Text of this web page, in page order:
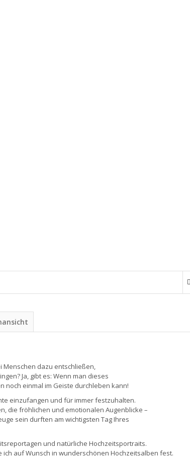
Menschen dazu entschließen,
Ja, gibt es: Wenn man dieses
noch einmal im Geiste durchleben kann!
einzufangen und für immer festzuhalten.
die fröhlichen und emotionalen Augenblicke –
sein durften am wichtigsten Tag Ihres
und natürliche Hochzeitsportraits.
auf Wunsch in wunderschönen Hochzeitsalben fest.